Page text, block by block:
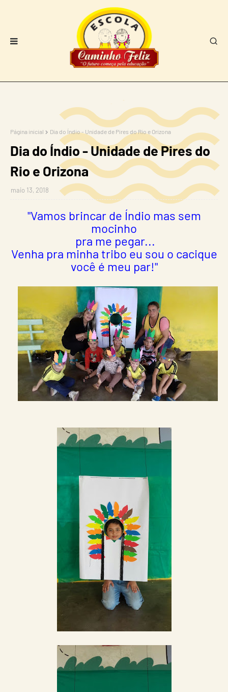
Página inicial Dia do Índio - Unidade de Pires do Rio e Orizona
Dia do Índio - Unidade de Pires do
Rio e Orizona
maio 13, 2018
"Vamos brincar de Índio mas sem
mocinho
pra me pegar...
Venha pra minha tribo eu sou o cacique
você é meu par!"